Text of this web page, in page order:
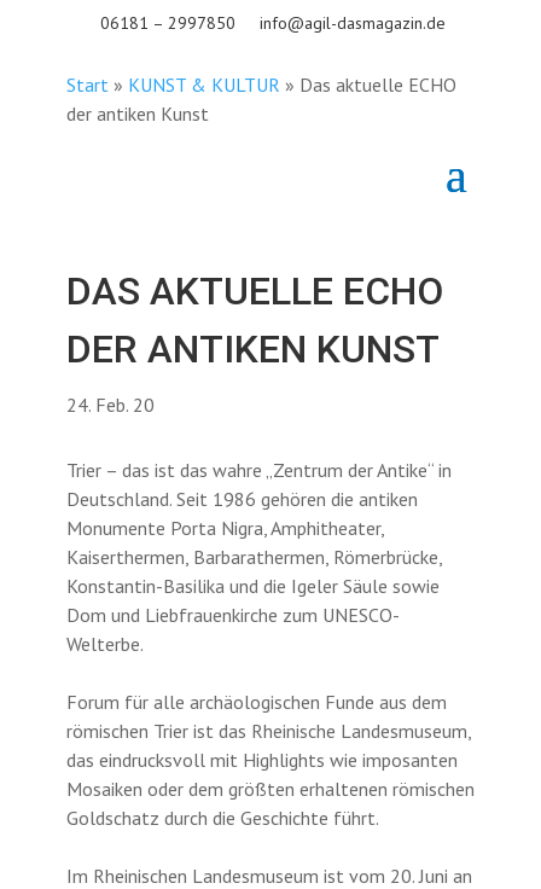
06181 – 2997850 info@agil-dasmagazin.de
Start» KUNST & KULTUR » Das aktuelle ECHO
der antiken Kunst
DAS AKTUELLE ECHO
DER ANTIKEN KUNST
24. Feb. 20
Trier – das ist das wahre „Zentrum der Antike“ in
Deutschland. Seit 1986 gehören die antiken
Monumente Porta Nigra, Amphitheater,
Kaiserthermen, Barbarathermen, Römerbrücke,
Konstantin-Basilika und die Igeler Säule sowie
Dom und Liebfrauenkirche zum UNESCO-
Welterbe.
Forum für alle archäologischen Funde aus dem
römischen Trier ist das Rheinische Landesmuseum,
das eindrucksvoll mit Highlights wie imposanten
Mosaiken oder dem größten erhaltenen römischen
Goldschatz durch die Geschichte führt.
Im Rheinischen Landesmuseum ist vom 20. Juni an